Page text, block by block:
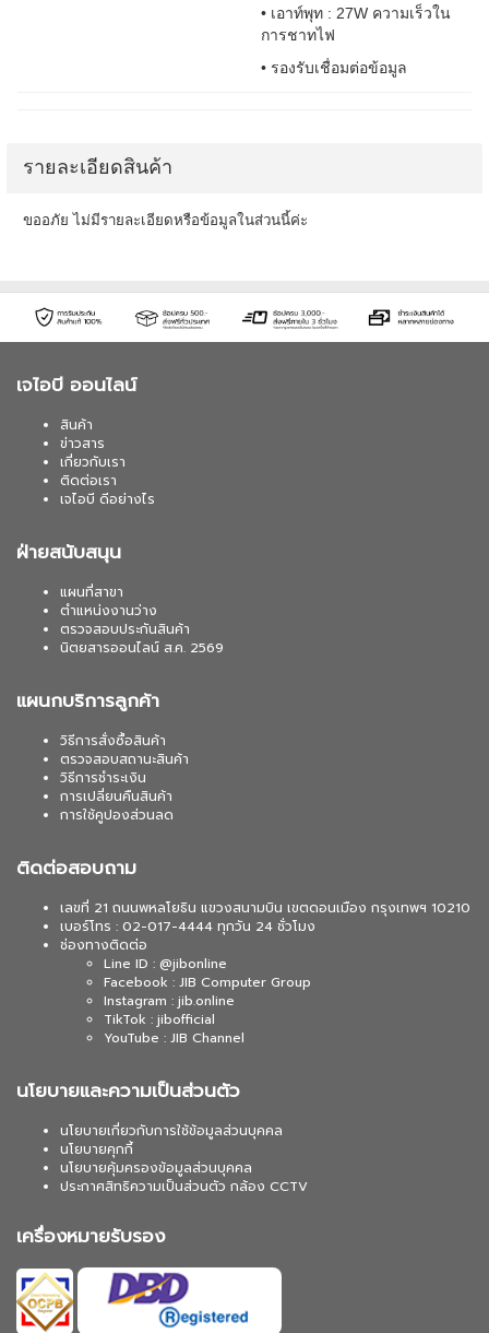
• เอาท์พุท : 27W ความเร็วใน
การชาทไฟ
• รองรับเชื่อมต่อข้อมูล
รายละเอียดสินค้า
ขออภัย ไม่มีรายละเอียดหรือข้อมูลในส่วนนี้ค่ะ
เจไอบี ออนไลน์
สินค้า
ข่าวสาร
เกี่ยวกับเรา
ติดต่อเรา
เจไอบี ดีอย่างไร
ฝ่ายสนับสนุน
แผนที่สาขา
ตำแหน่งงานว่าง
ตรวจสอบประกันสินค้า
นิตยสารออนไลน์ ส.ค. 2569
แผนกบริการลูกค้า
วิธีการสั่งซื้อสินค้า
ตรวจสอบสถานะสินค้า
วิธีการชำระเงิน
การเปลี่ยนคืนสินค้า
การใช้คูปองส่วนลด
ติดต่อสอบถาม
เลขที่ 21 ถนนพหลโยธิน แขวงสนามบิน เขตดอนเมือง กรุงเทพฯ 10210
เบอร์โทร : 02-017-4444 ทุกวัน 24 ชั่วโมง
ช่องทางติดต่อ
Line ID : @jibonline
Facebook : JIB Computer Group
Instagram : jib.online
TikTok : jibofficial
YouTube : JIB Channel
นโยบายและความเป็นส่วนตัว
นโยบายเกี่ยวกับการใช้ข้อมูลส่วนบุคคล
นโยบายคุกกี้
นโยบายคุ้มครองข้อมูลส่วนบุคคล
ประกาศสิทธิความเป็นส่วนตัว กล้อง CCTV
เครื่องหมายรับรอง